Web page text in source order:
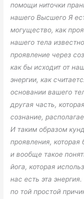
помощи ниточки
нашего Высшего Я
могущество, как
нашего тела
проявление через
как бы исходит от
энергии, как
основании вашего
другая часть,
сознание,
И таким образом
проявления, которая
и вообще такое
йога, которая
нас есть эта
по той простой